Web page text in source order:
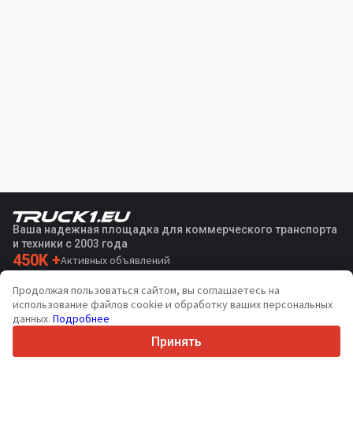
Ваша надежная площадка для коммерческого транспорта
и техники с 2003 года
450K +Активных объявлений
36Поддерживаемых языков
4.7/5
Продолжая пользоваться сайтом, вы соглашаетесь на
использование файлов cookie и обработку ваших персональных
данных. Подробнее
Принять